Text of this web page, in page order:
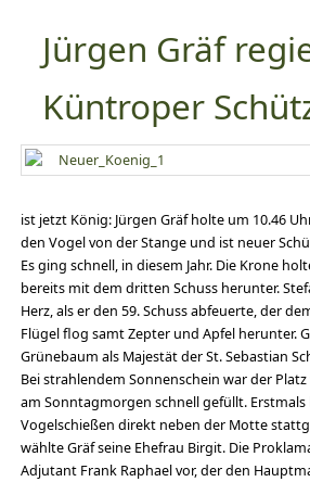
Jürgen Gräf
Küntroper
ist jetzt König: Jürgen Gräf holte um 10.46
den Vogel von der Stange und ist neuer
Es ging schnell, in diesem Jahr. Die Krone
bereits mit dem dritten Schuss herunter.
Herz, als er den 59. Schuss abfeuerte, der
Flügel flog samt Zepter und Apfel herunter.
Grünebaum als Majestät der St. Sebastian
Bei strahlendem Sonnenschein war der
am Sonntagmorgen schnell gefüllt. Erstmals
Vogelschießen direkt neben der Motte
wählte Gräf seine Ehefrau Birgit. Die
Adjutant Frank Raphael vor, der den